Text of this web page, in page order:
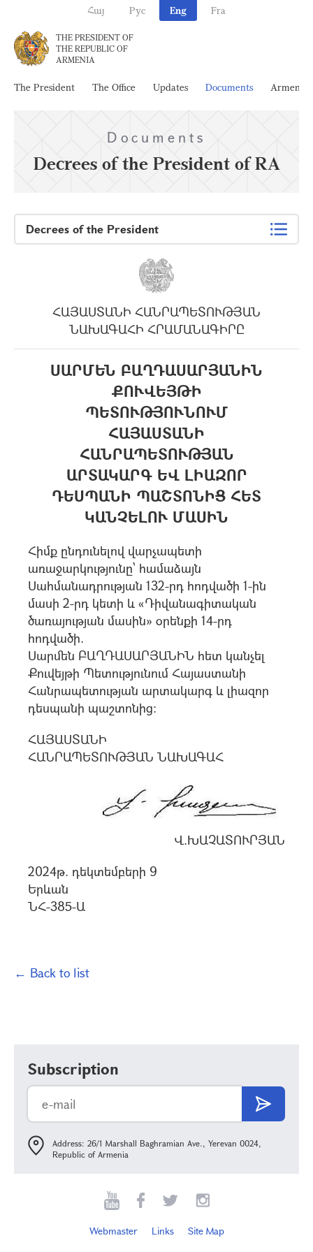
Հայ Рус Eng Fra
THE PRESIDENT OF
THE REPUBLIC OF
ARMENIA
The President The Office Updates Documents Armenia
Documents
Decrees of the President of RA
Decrees of the President
ՀԱՅԱՍՏԱՆԻ ՀԱՆՐԱՊԵՏՈՒԹՅԱՆ
ՆԱԽԱԳԱՀԻ ՀՐԱՄԱՆԱԳԻՐԸ
ՍԱՐՄԵՆ ԲԱՂԴԱՍԱՐՅԱՆԻՆ
ՔՈՒՎԵՅԹԻ
ՊԵՏՈՒԹՅՈՒՆՈՒՄ
ՀԱՅԱՍՏԱՆԻ
ՀԱՆՐԱՊԵՏՈՒԹՅԱՆ
ԱՐՏԱԿԱՐԳ ԵՎ ԼԻԱԶՈՐ
ԴԵՍՊԱՆԻ ՊԱՇՏՈՆԻՑ ՀԵՏ
ԿԱՆՉԵԼՈՒ ՄԱՍԻՆ
Հիմք ընդունելով վարչապետի
առաջարկությունը` համաձայն
Սահմանադրության 132-րդ հոդվածի 1-ին
մասի 2-րդ կետի և «Դիվանագիտական
ծառայության մասին» օրենքի 14-րդ
հոդվածի.
Սարմեն ԲԱՂԴԱՍԱՐՅԱՆԻՆ հետ կանչել
Քուվեյթի Պետությունում Հայաստանի
Հանրապետության արտակարգ և լիազոր
դեսպանի պաշտոնից:
ՀԱՅԱՍՏԱՆԻ
ՀԱՆՐԱՊԵՏՈՒԹՅԱՆ ՆԱԽԱԳԱՀ
Վ.ԽԱՉԱՏՈՒՐՅԱՆ
2024թ. դեկտեմբերի 9
Երևան
ՆՀ-385-Ա
← Back to list
Subscription
Address: 26/1 Marshall Baghramian Ave., Yerevan 0024,
Republic of Armenia
Webmaster Links Site Map